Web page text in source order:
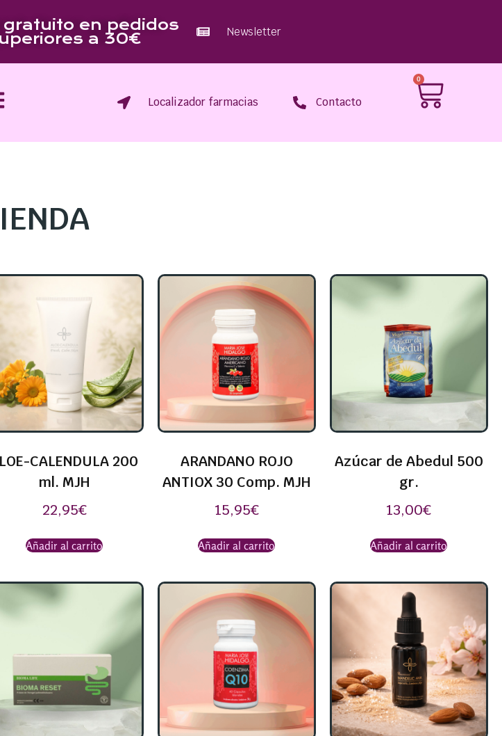
gratuito en pedidos
a 30€ Newsletter
Localizador farmacias Contacto
0
CALENDULA 200
ml. MJH
22,95€
Añadir al carrito
ARANDANO ROJO
ANTIOX 30 Comp. MJH
15,95€
Añadir al carrito
Azúcar de Abedul 500
gr.
13,00€
Añadir al carrito